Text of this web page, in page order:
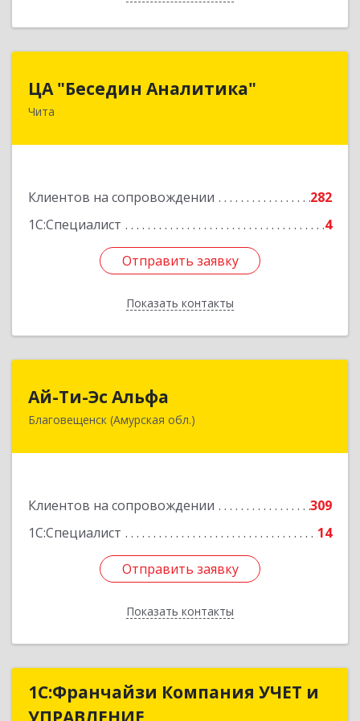
ЦА "Беседин Аналитика"
Чита
Клиентов на сопровождении
282
1С:Специалист
4
Отправить заявку
Показать контакты
Отправить заявку
Назад
Ай-Ти-Эс Альфа
Благовещенск (Амурская обл.)
Клиентов на сопровождении
309
1С:Специалист
14
Отправить заявку
Показать контакты
675000, Амурская обл, Благовещенск г, Зейская
Отправить заявку
Назад
1С:Франчайзи Компания УЧЕТ и
1С:Франчайзи Компания УЧЕТ и